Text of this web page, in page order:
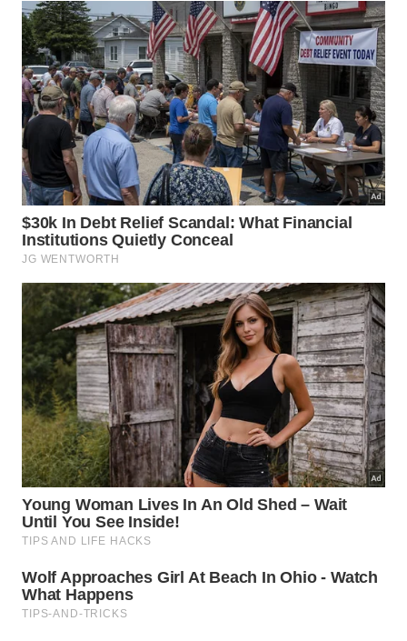
O tratamento consiste em uma combinação de
medicamentos que reduzem a carga viral a níveis
indetectáveis, impedindo a progressão da infecção
para a AIDS e reduzindo o risco de transmissão.
Além disso, a escolha dos antirretrovirais deve ser
necessidades de cada paciente, para garantir a
eficácia do tratamento e evitar o desenvolvimento
de resistência viral.
Com os avanços na terapia, pessoas vivendo com
HIV podem ter qualidade de vida e expectativa de
vida próximas às de indivíduos não infectados,
desde que sigam o tratamento corretamente. A
adesão à TAR é essencial para o sucesso do
controle da infecção.